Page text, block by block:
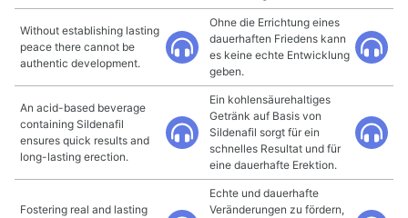
Without establishing lasting
peace there cannot be
authentic development.
Ohne die Errichtung eines
dauerhaften Friedens kann
es keine echte Entwicklung
geben.
An acid-based beverage
containing Sildenafil
ensures quick results and
long-lasting erection.
Ein kohlensäurehaltiges
Getränk auf Basis von
Sildenafil sorgt für ein
schnelles Resultat und für
eine dauerhafte Erektion.
Fostering real and lasting
Echte und dauerhafte
Veränderungen zu fördern,